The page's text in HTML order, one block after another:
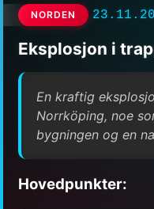
NORDEN
Eksplosjon i
En kraftig
Norrköping, noe
bygningen og en
Hovedpunkter: